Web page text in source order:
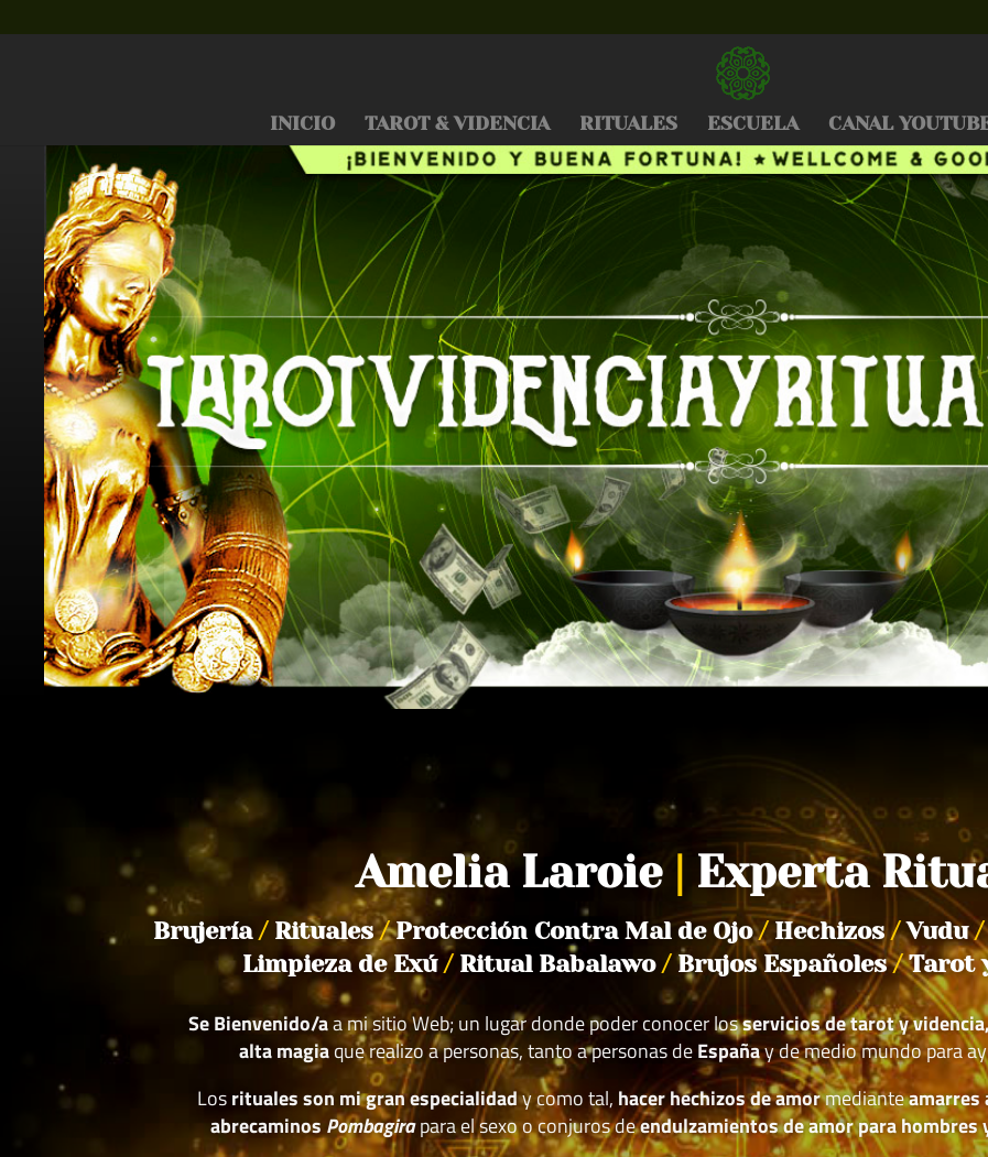
INICIO TAROT & VIDENCIA RITUALES ESCUELA CANAL
Amelia Laroie Experta
Brujería /Rituales/Protección Contra Mal de Ojo/Hechizos/Vudu/
Limpieza de Exú /Ritual Babalawo /Brujos Españoles/Tarot
Se Bienvenido/aa mi sitio Web; un lugar donde poder conocer losservicios de tarot y
alta magiaque realizo a personas, tanto a personas deEspañay de medio mundo para
Losrituales son mi gran especialidady como tal, hacer hechizos de amormedianteamarres
abrecaminos Pombagirapara el sexo o conjuros deendulzamientos de amor para hombres